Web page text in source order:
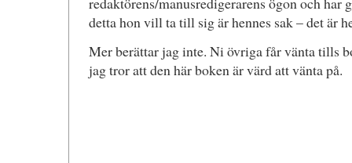
detta hon vill ta till sig är hennes sak – det är
Mer berättar jag inte. Ni övriga får vänta tills
jag tror att den här boken är värd att vänta på.